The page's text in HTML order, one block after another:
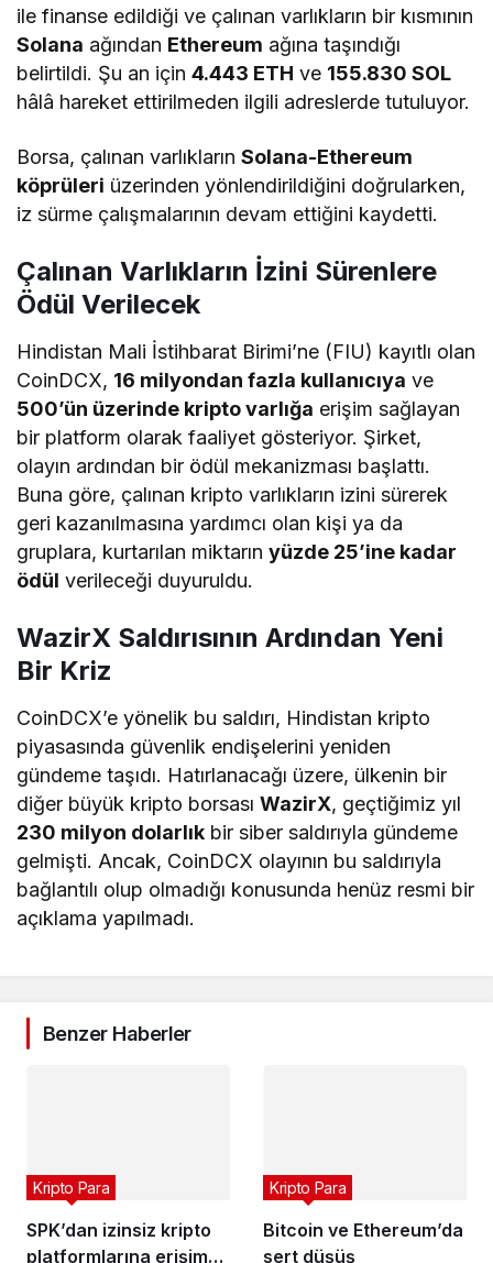
ile finanse edildiği ve çalınan varlıkların bir kısmının
Solana ağından Ethereum ağına taşındığı
belirtildi. Şu an için4.443 ETH ve 155.830 SOL
hâlâ hareket ettirilmeden ilgili adreslerde tutuluyor.
Borsa, çalınan varlıklarınSolana-Ethereum
köprüleri üzerinden yönlendirildiğini doğrularken,
iz sürme çalışmalarının devam ettiğini kaydetti.
Çalınan Varlıkların İzini Sürenlere
Ödül Verilecek
Hindistan Mali İstihbarat Birimi’ne (FIU) kayıtlı olan
CoinDCX, 16 milyondan fazla kullanıcıya ve
500’ün üzerinde kripto varlığa erişim sağlayan
bir platform olarak faaliyet gösteriyor. Şirket,
olayın ardından bir ödül mekanizması başlattı.
Buna göre, çalınan kripto varlıkların izini sürerek
geri kazanılmasına yardımcı olan kişi ya da
gruplara, kurtarılan miktarınyüzde 25’ine kadar
ödül verileceği duyuruldu.
WazirX Saldırısının Ardından Yeni
Bir Kriz
CoinDCX’e yönelik bu saldırı, Hindistan kripto
piyasasında güvenlik endişelerini yeniden
gündeme taşıdı. Hatırlanacağı üzere, ülkenin bir
diğer büyük kripto borsasıWazirX, geçtiğimiz yıl
230 milyon dolarlık bir siber saldırıyla gündeme
gelmişti. Ancak, CoinDCX olayının bu saldırıyla
bağlantılı olup olmadığı konusunda henüz resmi bir
açıklama yapılmadı.
Benzer Haberler
SPK’dan izinsiz kripto
platformlarına erişim
Kripto Para
Bitcoin ve Ethereum’da
sert düşüş
Kripto Para